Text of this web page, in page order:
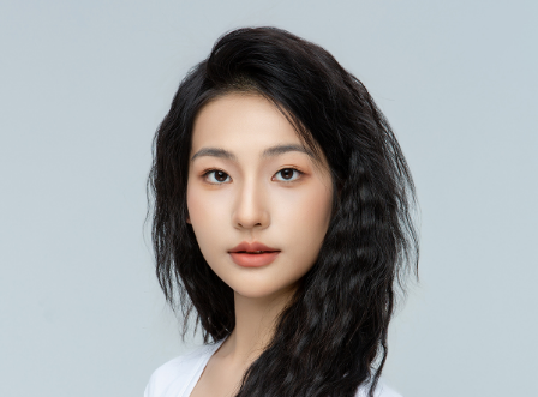
嘉兴 金华 济南 济宁
锦州